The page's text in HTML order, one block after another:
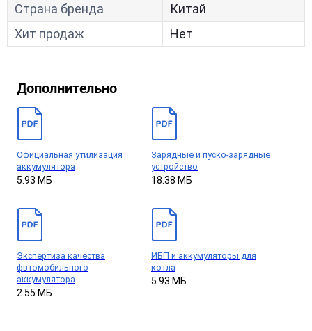
Страна бренда
Китай
Хит продаж
Нет
Дополнительно
Официальная утилизация
аккумулятора
5.93 МБ
Зарядные и пуско-зарядные
устройство
18.38 МБ
Экспертиза качества
фвтомобильного
аккумулятора
2.55 МБ
ИБП и аккумуляторы для
котла
5.93 МБ